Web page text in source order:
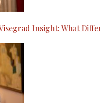
Insight: What